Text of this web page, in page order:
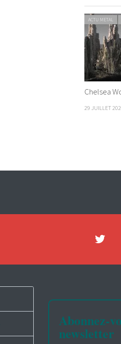
ACTU METAL
Chelsea
29 JUILLET
Abonnez-
newsletter